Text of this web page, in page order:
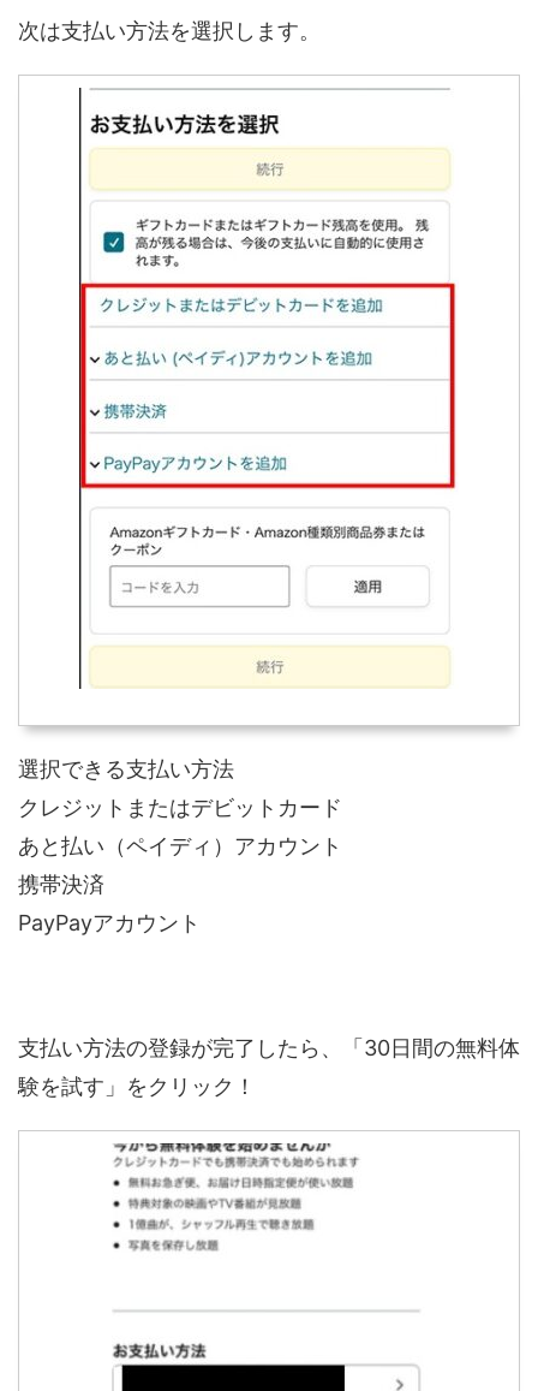
次は支払い方法を選択します。
選択できる支払い方法
クレジットまたはデビットカード
あと払い（ペイディ）アカウント
携帯決済
PayPayアカウント
支払い方法の登録が完了したら、「30日間の無料体
験を試す」をクリック！